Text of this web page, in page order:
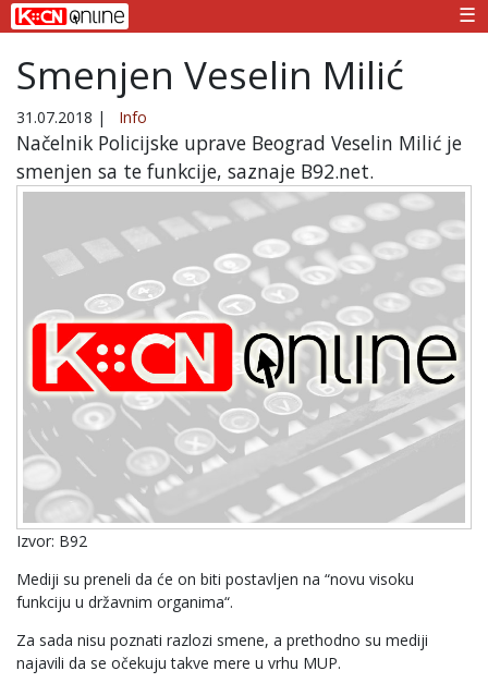
☰
Smenjen Veselin Milić
31.07.2018 | Info
Načelnik Policijske uprave Beograd Veselin Milić je
smenjen sa te funkcije, saznaje B92.net.
Izvor: B92
Mediji su preneli da će on biti postavljen na “novu visoku
funkciju u državnim organima“.
Za sada nisu poznati razlozi smene, a prethodno su mediji
najavili da se očekuju takve mere u vrhu MUP.